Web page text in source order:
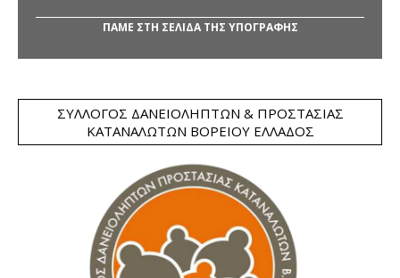
ΠΑΜΕ ΣΤΗ ΣΕΛΙΔΑ ΤΗΣ ΥΠΟΓΡΑΦΗΣ
ΣΎΛΛΟΓΟΣ ΔΑΝΕΙΟΛΗΠΤΏΝ & ΠΡΟΣΤΑΣΊΑΣ
ΚΑΤΑΝΑΛΩΤΏΝ ΒΟΡΕΊΟΥ ΕΛΛΆΔΟΣ